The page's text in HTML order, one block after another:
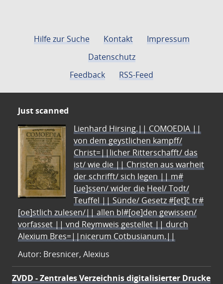
Hilfe zur Suche Kontakt
Impressum
Datenschutz
Feedback
RSS-Feed
Just scanned
Lienhard Hirsing.|| COMOEDIA ||
von dem geystlichen kampff/
Christ=||licher Ritterschafft/ das
ist/ wie die || Christen aus warheit
der schrifft/ sich legen || m#
[ue]ssen/ wider die Heel/ Todt/
Teuffel || Sünde/ Gesetz #[et]c̃ tr#
[oe]stlich zulesen/|| allen bl#[oe]den gewissen/
vorfasset || vnd Reymweis gestellet || durch
Alexium Bres=||nicerum Cotbusianum.||
Autor: Bresnicer, Alexius
ZVDD - Zentrales Verzeichnis digitalisierter Drucke